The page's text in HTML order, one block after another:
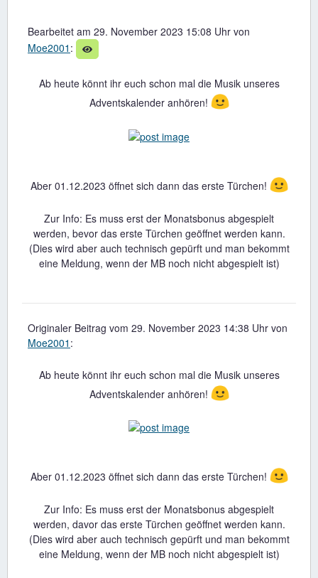
Bearbeitet am 29. November 2023 15:08 Uhr von
Moe2001 :
Ab heute könnt ihr euch schon mal die Musik unseres
Adventskalender anhören! 🙂
Aber 01.12.2023 öffnet sich dann das erste Türchen! 🙂
Zur Info: Es muss erst der Monatsbonus abgespielt
werden, bevor das erste Türchen geöffnet werden kann.
(Dies wird aber auch technisch gepürft und man bekommt
eine Meldung, wenn der MB noch nicht abgespielt ist)
Originaler Beitrag vom 29. November 2023 14:38 Uhr von
Moe2001 :
Ab heute könnt ihr euch schon mal die Musik unseres
Adventskalender anhören! 🙂
Aber 01.12.2023 öffnet sich dann das erste Türchen! 🙂
Zur Info: Es muss erst der Monatsbonus abgespielt
werden, davor das erste Türchen geöffnet werden kann.
(Dies wird aber auch technisch gepürft und man bekommt
eine Meldung, wenn der MB noch nicht abgespielt ist)